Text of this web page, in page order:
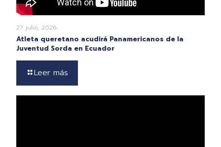
27 julio, 2026
Atleta queretano acudirá Panamericanos de la
Juventud Sorda en Ecuador
Leer más